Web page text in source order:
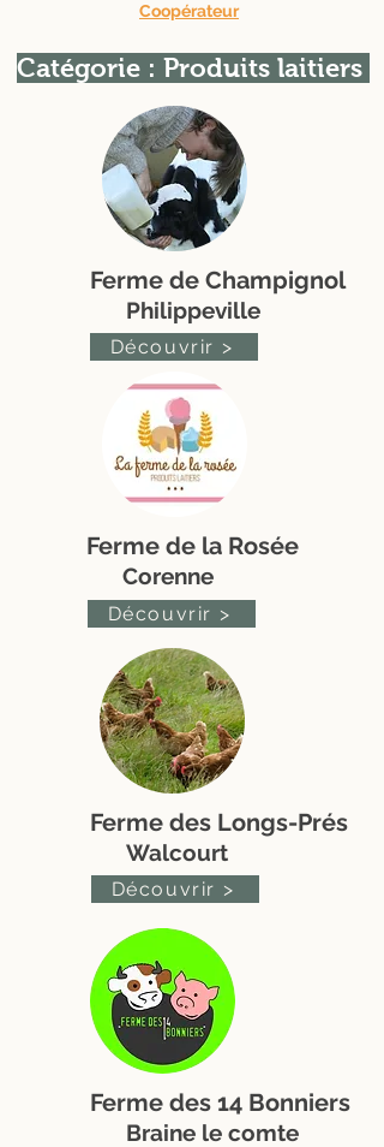
Coopérateur
Catégorie : Produits laitiers
Ferme de Champignol
Philippeville
Découvrir >
Ferme de la Rosée
Corenne
Découvrir >
Ferme des Longs-Prés
Walcourt
Découvrir >
Ferme des 14 Bonniers
Braine le comte